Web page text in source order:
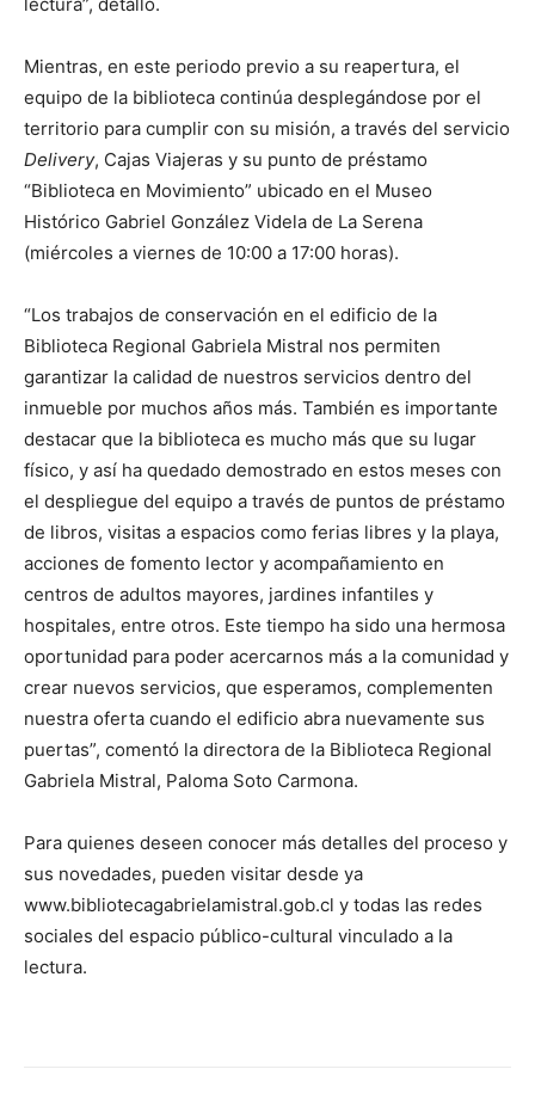
Mientras, en este periodo previo a su reapertura, el
equipo de la biblioteca continúa desplegándose por el
territorio para cumplir con su misión, a través del servicio
Delivery, Cajas Viajeras y su punto de préstamo
“Biblioteca en Movimiento” ubicado en el Museo
Histórico Gabriel González Videla de La Serena
(miércoles a viernes de 10:00 a 17:00 horas).
“Los trabajos de conservación en el edificio de la
Biblioteca Regional Gabriela Mistral nos permiten
garantizar la calidad de nuestros servicios dentro del
inmueble por muchos años más. También es importante
destacar que la biblioteca es mucho más que su lugar
físico, y así ha quedado demostrado en estos meses con
el despliegue del equipo a través de puntos de préstamo
de libros, visitas a espacios como ferias libres y la playa,
acciones de fomento lector y acompañamiento en
centros de adultos mayores, jardines infantiles y
hospitales, entre otros. Este tiempo ha sido una hermosa
oportunidad para poder acercarnos más a la comunidad y
crear nuevos servicios, que esperamos, complementen
nuestra oferta cuando el edificio abra nuevamente sus
puertas”, comentó la directora de la Biblioteca Regional
Gabriela Mistral, Paloma Soto Carmona.
Para quienes deseen conocer más detalles del proceso y
sus novedades, pueden visitar desde ya
www.bibliotecagabrielamistral.gob.cl y todas las redes
sociales del espacio público-cultural vinculado a la
lectura.